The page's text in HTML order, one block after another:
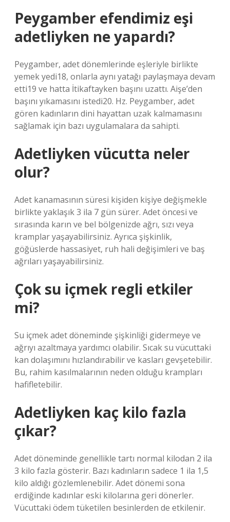
Peygamber efendimiz eşi
adetliyken ne yapardı?
Peygamber, adet dönemlerinde eşleriyle birlikte
yemek yedi18, onlarla aynı yatağı paylaşmaya devam
etti19 ve hatta İtikaftayken başını uzattı. Aişe’den
başını yıkamasını istedi20. Hz. Peygamber, adet
gören kadınların dini hayattan uzak kalmamasını
sağlamak için bazı uygulamalara da sahipti.
Adetliyken vücutta neler
olur?
Adet kanamasının süresi kişiden kişiye değişmekle
birlikte yaklaşık 3 ila 7 gün sürer. Adet öncesi ve
sırasında karın ve bel bölgenizde ağrı, sızı veya
kramplar yaşayabilirsiniz. Ayrıca şişkinlik,
göğüslerde hassasiyet, ruh hali değişimleri ve baş
ağrıları yaşayabilirsiniz.
Çok su içmek regli etkiler
mi?
Su içmek adet döneminde şişkinliği gidermeye ve
ağrıyı azaltmaya yardımcı olabilir. Sıcak su vücuttaki
kan dolaşımını hızlandırabilir ve kasları gevşetebilir.
Bu, rahim kasılmalarının neden olduğu krampları
hafifletebilir.
Adetliyken kaç kilo fazla
çıkar?
Adet döneminde genellikle tartı normal kilodan 2 ila
3 kilo fazla gösterir. Bazı kadınların sadece 1 ila 1,5
kilo aldığı gözlemlenebilir. Adet dönemi sona
erdiğinde kadınlar eski kilolarına geri dönerler.
Vücuttaki ödem tüketilen besinlerden de etkilenir.